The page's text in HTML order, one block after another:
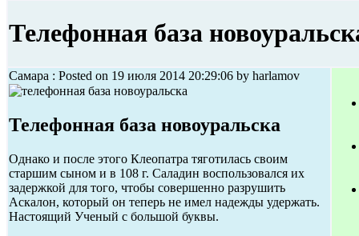
Телефонная база
Самара : Posted on 19 июля 2014 20:29:06 by harlamov
Телефонная база новоуральска
Однако и после этого Клеопатра тяготилась своим
старшим сыном и в 108 г. Саладин воспользовался их
задержкой для того, чтобы совершенно разрушить
Аскалон, который он теперь не имел надежды удержать.
Настоящий Ученый с большой буквы.